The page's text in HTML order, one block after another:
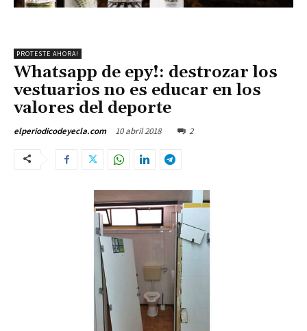
PROTESTE AHORA!
Whatsapp de epy!: destrozar los
vestuarios no es educar en los
valores del deporte
elperiodicodeyecla.com 10 abril 2018 2